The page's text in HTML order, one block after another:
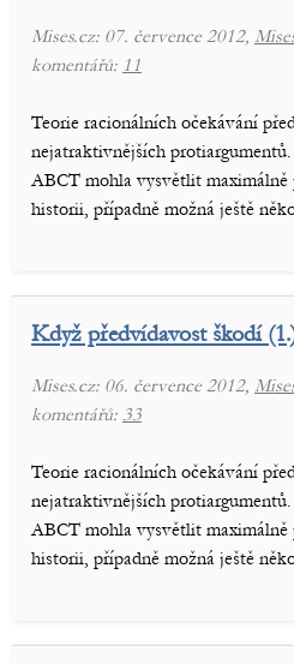
Mises.cz: 07. července 2012,
komentářů: 11
Teorie racionálních očekávání
nejatraktivnějších
ABCT mohla vysvětlit
historii, případně možná ještě
Když předvídavost škodí
Mises.cz: 06. července 2012,
komentářů: 33
Teorie racionálních očekávání
nejatraktivnějších
ABCT mohla vysvětlit
historii, případně možná ještě